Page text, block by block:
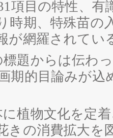
項目の特性、有
時期、特殊苗の
が網羅されてい
題からは伝わ
期的目論みが込
植物文化を定
きの消費拡大を